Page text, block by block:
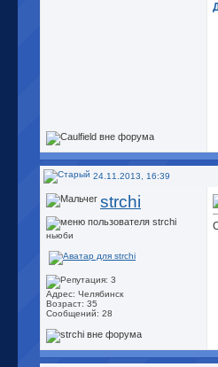
24.11.2013, 16:39
strchi
ньюби
Адрес: Челябинск
Возраст: 35
Сообщений: 28